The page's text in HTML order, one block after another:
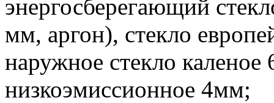
энергосберегающий
мм, аргон), стекло
наружное стекло
низкоэмиссионное 4мм;